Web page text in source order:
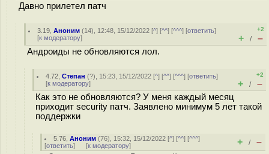
Давно прилетел патч
3.19 ,Аноним (14), 12:48, 15/12/2022 [^] [^^] [^^^] [ответить]
[к модератору]
+2
+ / –
Андроиды не обновляются лол.
4.72 ,Степан (?), 15:23, 15/12/2022 [^] [^^] [^^^] [ответить]
[к модератору]
+2
+ / –
Как это не обновляются? У меня каждый месяц
приходит security патч. Заявлено минимум 5 лет такой
поддержки
5.76 ,Аноним (76), 15:32, 15/12/2022 [^] [^^] [^^^]
[ответить] [к модератору] + / –